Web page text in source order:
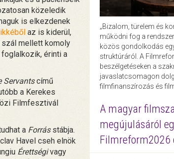
közeledik
is elkezdenek
az is kiderül,
szál mellett komoly
érinti a
Servantscímű
a Kerekes
Filmfesztivál
a Forrásstábja.
Havel cseh elnök
Érettségivagy
„Bizalom, türelem és
működni fog a
közös gondolkodás
struktúráról. A
beszélgetéseken a
javaslatcsomagon
filmfinanszírozás és
A magyar
megújulásáról
Filmreform2026